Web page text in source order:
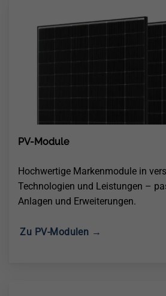
PV-Module
Hochwertige Markenmodule in
Technologien und Leistungen –
Anlagen und Erweiterungen.
Zu PV-Modulen →